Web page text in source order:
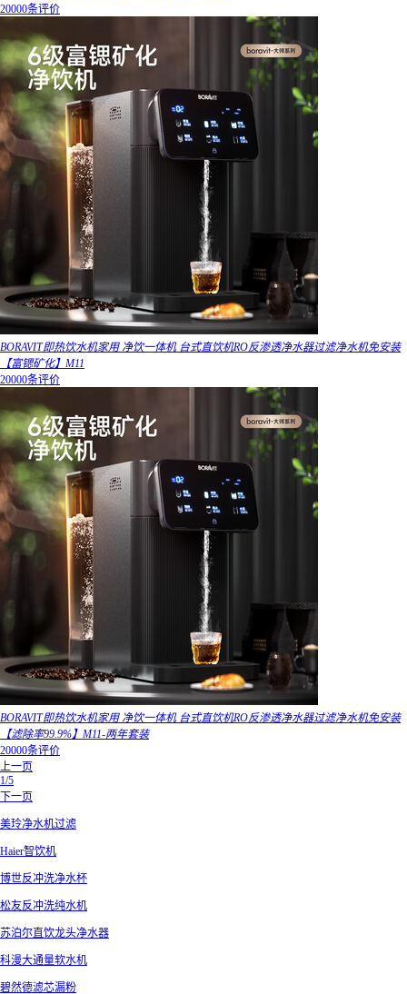
20000条评价
BORAVIT即热饮水机家用 净饮一体机 台式直饮机RO反渗透净水器过滤净水机免安装
【富锶矿化】M11
20000条评价
BORAVIT即热饮水机家用 净饮一体机 台式直饮机RO反渗透净水器过滤净水机免安装
【滤除率99.9%】M11-两年套装
20000条评价
上一页
1/5
下一页
美玲净水机过滤
Haier智饮机
博世反冲洗净水杯
松友反冲洗纯水机
苏泊尔直饮龙头净水器
科漫大通量软水机
碧然德滤芯漏粉